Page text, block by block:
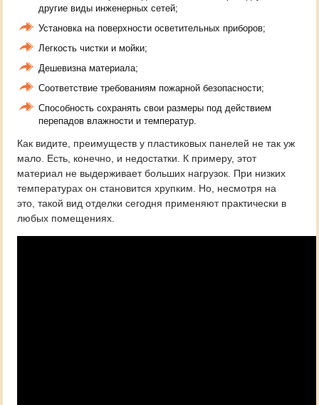
другие виды инженерных сетей;
Установка на поверхности осветительных приборов;
Легкость чистки и мойки;
Дешевизна материала;
Соответствие требованиям пожарной безопасности;
Способность сохранять свои размеры под действием
перепадов влажности и температур.
Как видите, преимуществ у пластиковых панелей не так уж
мало. Есть, конечно, и недостатки. К примеру, этот
материал не выдерживает больших нагрузок. При низких
температурах он становится хрупким. Но, несмотря на
это, такой вид отделки сегодня применяют практически в
любых помещениях.